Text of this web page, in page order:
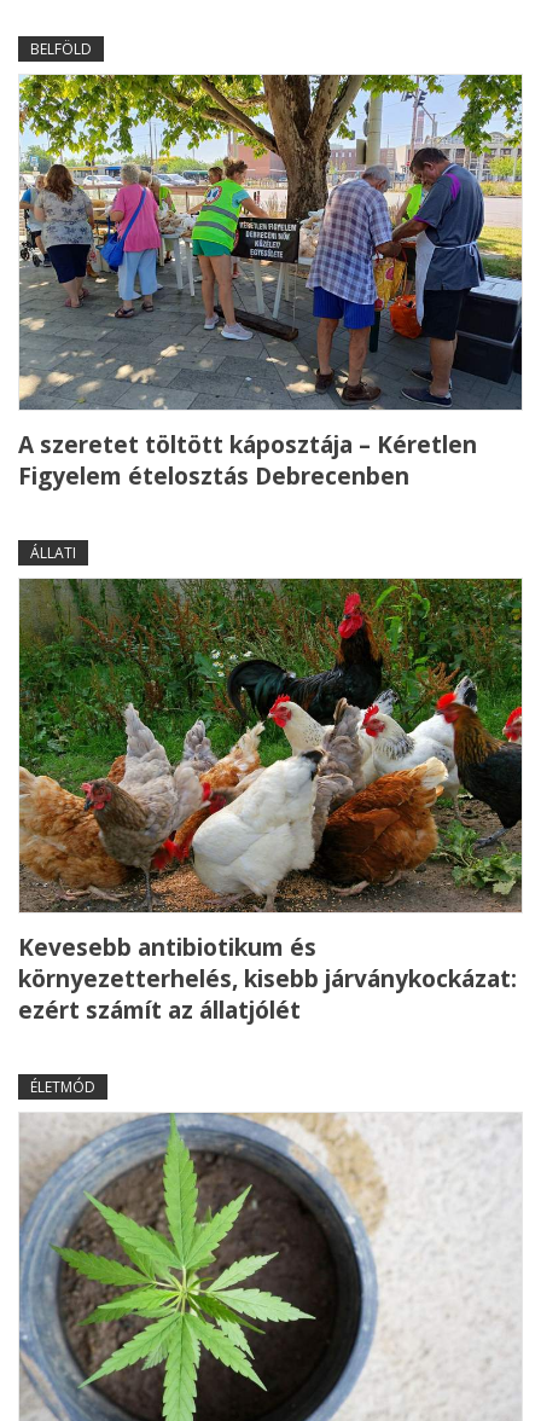
BELFÖLD
A szeretet töltött káposztája – Kéretlen
Figyelem ételosztás Debrecenben
ÁLLATI
Kevesebb antibiotikum és
környezetterhelés, kisebb járványkockázat:
ezért számít az állatjólét
ÉLETMÓD